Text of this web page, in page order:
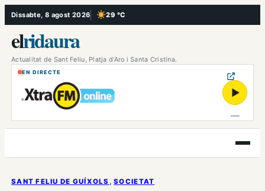
Vés
al
contingut
Dissabte, 8 agost 2026 29 °C
, Cel serè
elridaura
Actualitat de Sant Feliu, Platja d’Aro i Santa Cristina.
EN DIRECTE
▶
Obre
el
SANT FELIU DE GUÍXOLS , SOCIETAT